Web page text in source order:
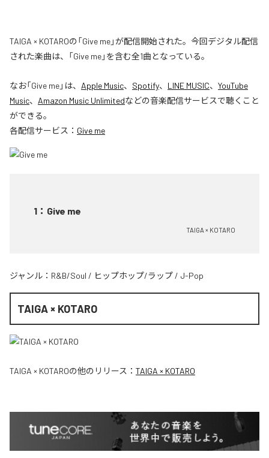
TAIGA × KOTAROの「Give me」が配信開始された。今回デジタル配信
された楽曲は、「Give me」を含む全1曲となっている。
なお「Give me」は、 Apple Music、 Spotify、 LINE MUSIC、 YouTube
Music、 Amazon Music Unlimitedなどの音楽配信サービスで聴くこと
ができる。
各配信サービス： Give me
1 ： Give me
TAIGA × KOTARO
ジャンル： R&B/Soul / ヒップホップ/ラップ / J-Pop
TAIGA × KOTARO
TAIGA × KOTAROの他のリリース： TAIGA × KOTARO